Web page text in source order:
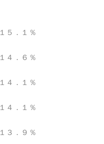
１５．１％
１４．６％
１４．１％
１４．１％
１３．９％